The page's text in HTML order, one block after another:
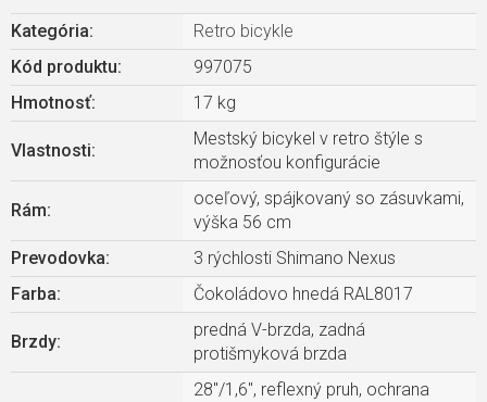
Kategória:
Retro bicykle
Kód produktu:
997075
Hmotnosť: 17 kg
Vlastnosti:
Mestský bicykel v retro štýle s
možnosťou konfigurácie
Rám:
oceľový, spájkovaný so zásuvkami,
výška 56 cm
Prevodovka:
3 rýchlosti Shimano Nexus
Farba: Čokoládovo hnedá RAL8017
Brzdy:
predná V-brzda, zadná
protišmyková brzda
28"/1,6", reflexný pruh, ochrana